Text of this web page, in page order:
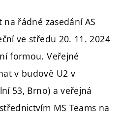
řádné zasedání AS
ve středu 20. 11. 2024
formou. Veřejné
v budově U2 v
53, Brno) a veřejná
MS Teams na